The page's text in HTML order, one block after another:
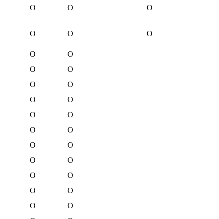
O O O
O O O
O
O
O
O
O
O
O
O
O
O
O
O
O
O
O
O
O
O
O
O
O
O